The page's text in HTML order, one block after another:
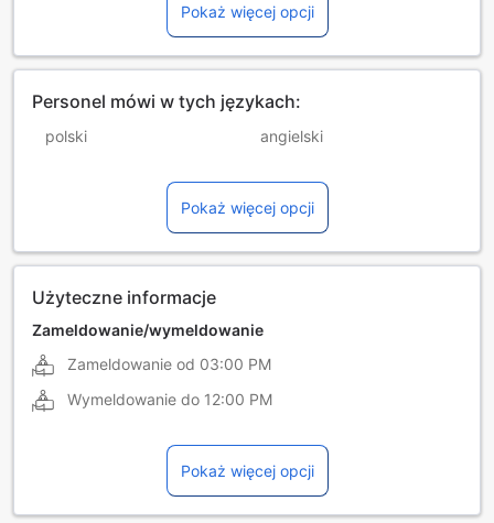
Pokaż więcej opcji
Personel mówi w tych językach:
polski angielski
hindi
hiszpański portugalski
rosyjski
Pokaż więcej opcji
Użyteczne informacje
Zameldowanie/wymeldowanie
Zameldowanie od 03:00 PM
Wymeldowanie do 12:00 PM
Pokaż więcej opcji